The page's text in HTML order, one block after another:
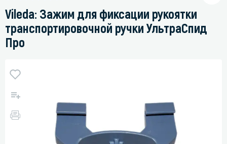
Vileda: Зажим для фиксации рукоятки
транспортировочной ручки УльтраСпид
Про